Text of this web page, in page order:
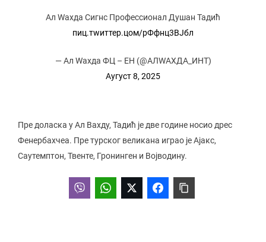
Ал Wахда Сигнс Профессионал Душан Тадић
пиц.тwиттер.цом/рФфнц3ВЈбл
— Ал Wахда ФЦ – ЕН (@АЛWАХДА_ИНТ)
Аугуст 8, 2025
Пре доласка у Ал Вахду, Тадић је две године носио дрес
Фенербахчеа. Пре турског великана играо је Ајакс,
Саутемптон, Твенте, Гронинген и Војводину.